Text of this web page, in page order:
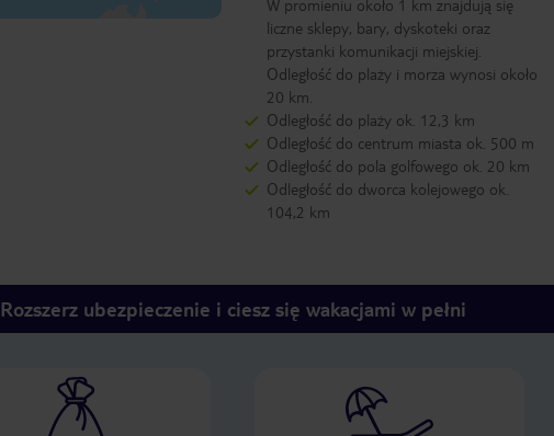
W promieniu około 1 km znajdują się
liczne sklepy, bary, dyskoteki oraz
przystanki komunikacji miejskiej.
Odległość do plaży i morza wynosi około
20 km.
Odległość do plaży ok. 12,3 km
Odległość do centrum miasta ok. 500 m
Odległość do pola golfowego ok. 20 km
Odległość do dworca kolejowego ok.
104,2 km
Rozszerz ubezpieczenie i ciesz się wakacjami w pełni